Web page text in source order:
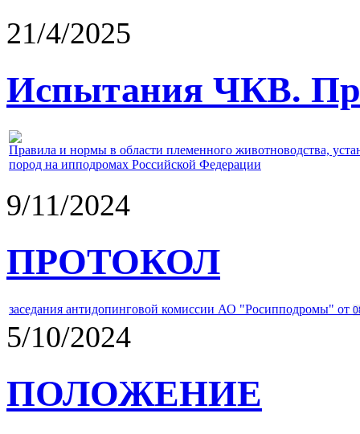
21/4/2025
Испытания ЧКВ.
Правила и нормы в области племенного животноводства,
пород на ипподромах Российской Федерации
9/11/2024
ПРОТОКОЛ
заседания антидопинговой комиссии АО "Росипподромы" от
5/10/2024
ПОЛОЖЕНИЕ